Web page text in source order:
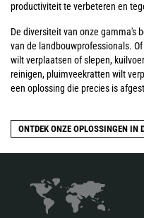
productiviteit te verbeteren en
De diversiteit van onze gamma's
van de landbouwprofessionals.
wilt verplaatsen of slepen,
reinigen, pluimveekratten wilt
een oplossing die precies is
ONTDEK ONZE OPLOSSINGEN IN